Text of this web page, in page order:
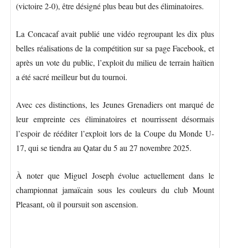
(victoire 2-0), être désigné plus beau but des éliminatoires.
La Concacaf avait publié une vidéo regroupant les dix plus
belles réalisations de la compétition sur sa page Facebook, et
après un vote du public, l’exploit du milieu de terrain haïtien
a été sacré meilleur but du tournoi.
Avec ces distinctions, les Jeunes Grenadiers ont marqué de
leur empreinte ces éliminatoires et nourrissent désormais
l’espoir de rééditer l’exploit lors de la Coupe du Monde U-
17, qui se tiendra au Qatar du 5 au 27 novembre 2025.
À noter que Miguel Joseph évolue actuellement dans le
championnat jamaïcain sous les couleurs du club Mount
Pleasant, où il poursuit son ascension.